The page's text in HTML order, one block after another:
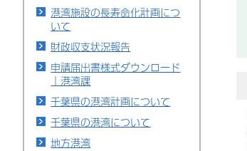
港湾施設の長寿命化計画につ
いて
財政収支状況報告
申請届出書様式ダウンロード
｜港湾課
千葉県の港湾計画について
千葉県の港湾について
地方港湾